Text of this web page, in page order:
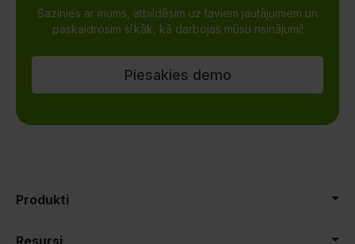
Sazinies ar mums, atbildēsim uz taviem jautājumiem un
paskaidrosim sīkāk, kā darbojas mūsu risinājumi!
Piesakies demo
Produkti